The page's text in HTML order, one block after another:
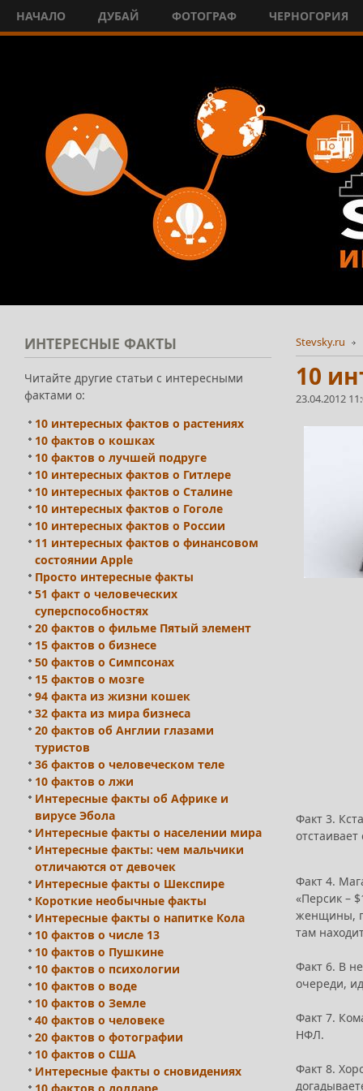
НАЧАЛО ДУБАЙ ФОТОГРАФ ЧЕРНОГОРИЯ
Stevsky.ru
10
23.04.2012
Факт 3.
Факт 4.
«Персик –
женщины,
там
Факт 6. В
очереди,
Факт 7.
НФЛ.
Факт 8.
ИНТЕРЕСНЫЕ ФАКТЫ
Читайте другие статьи с интересными
фактами о:
10 интересных фактов о растениях
10 фактов о кошках
10 фактов о лучшей подруге
10 интересных фактов о Гитлере
10 интересных фактов о Сталине
10 интересных фактов о Гоголе
10 интересных фактов о России
11 интересных фактов о финансовом
состоянии Apple
Просто интересные факты
51 факт о человеческих
суперспособностях
20 фактов о фильме Пятый элемент
15 фактов о бизнесе
50 фактов о Симпсонах
15 фактов о мозге
94 факта из жизни кошек
32 факта из мира бизнеса
20 фактов об Англии глазами
туристов
36 фактов о человеческом теле
10 фактов о лжи
Интересные факты об Африке и
вирусе Эбола
Интересные факты о населении мира
Интересные факты: чем мальчики
отличаются от девочек
Интересные факты о Шекспире
Короткие необычные факты
Интересные факты о напитке Кола
10 фактов о числе 13
10 фактов о Пушкине
10 фактов о психологии
10 фактов о воде
10 фактов о Земле
40 фактов о человеке
20 фактов о фотографии
10 фактов о США
Интересные факты о сновидениях